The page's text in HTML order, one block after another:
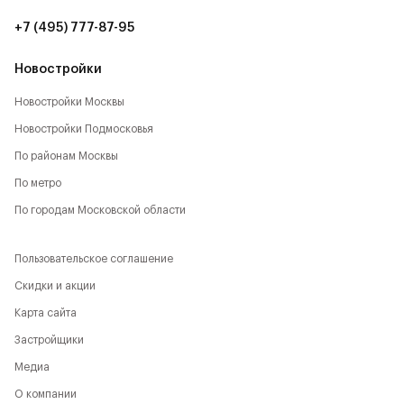
Новостройки
Новостройки Москвы
Новостройки Подмосковья
По районам Москвы
По метро
По городам Московской области
+7 (495) 777-87-95
Пользовательское соглашение
Скидки и акции
Карта сайта
Застройщики
Медиа
О компании